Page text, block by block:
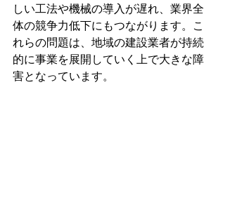
しい工法や機械の導入が遅れ、業界全
体の競争力低下にもつながります。こ
れらの問題は、地域の建設業者が持続
的に事業を展開していく上で大きな障
害となっています。